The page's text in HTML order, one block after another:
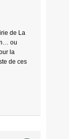
de La
ou
la
de ces